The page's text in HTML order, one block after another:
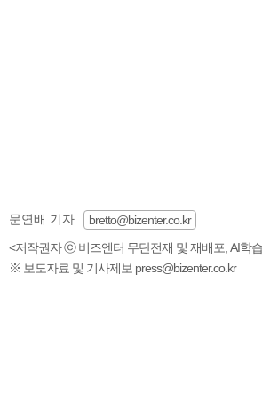
문연배 기자
bretto@bizenter.co.kr
<저작권자 ⓒ 비즈엔터 무단전재 및 재배포, AI학
※ 보도자료 및 기사제보 press@bizenter.co.kr